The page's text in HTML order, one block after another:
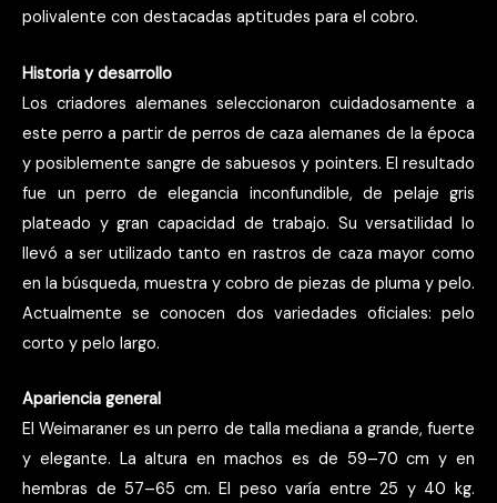
polivalente con destacadas aptitudes para el cobro.
Historia y desarrollo
Los criadores alemanes seleccionaron cuidadosamente a
este perro a partir de perros de caza alemanes de la época
y posiblemente sangre de sabuesos y pointers. El resultado
fue un perro de elegancia inconfundible, de pelaje gris
plateado y gran capacidad de trabajo. Su versatilidad lo
llevó a ser utilizado tanto en rastros de caza mayor como
en la búsqueda, muestra y cobro de piezas de pluma y pelo.
Actualmente se conocen dos variedades oficiales: pelo
corto y pelo largo.
Apariencia general
El Weimaraner es un perro de talla mediana a grande, fuerte
y elegante. La altura en machos es de 59–70 cm y en
hembras de 57–65 cm. El peso varía entre 25 y 40 kg.